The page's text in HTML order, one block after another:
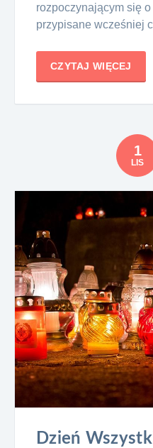
rozpoczynającym się
przypisane wcześniej
CZYTAJ WIĘCEJ
1
LIS
Dzień